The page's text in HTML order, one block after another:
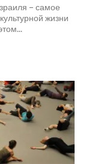
– самое
жизни